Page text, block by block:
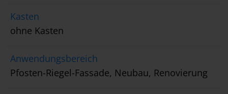
Kasten
ohne Kasten
Anwendungsbereich
Pfosten-Riegel-Fassade, Neubau, Renovierung